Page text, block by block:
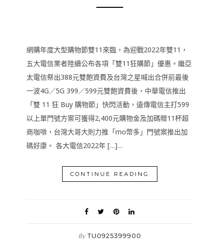
網購年度大型購物節雙11來臨，為迎戰2022年雙11，
五大電信業者陸續公布各項「雙11狂購節」優惠。繼亞
太電信祭出388元雙飽資費及台灣之星喊出合併前最後
一波4G／5G 399／599元雙飽資費後，中華電信推出
「雙 11 狂 Buy 購物節」快閃活動，遠傳電信主打599
以上單門號方案可獲得2,400元購物金及加碼贈11杯超
商咖啡，台灣大哥大則力推「mo幣多」門號案推出加
碼好康。 各大電信2022年 […]…
CONTINUE READING
By TU0925399900